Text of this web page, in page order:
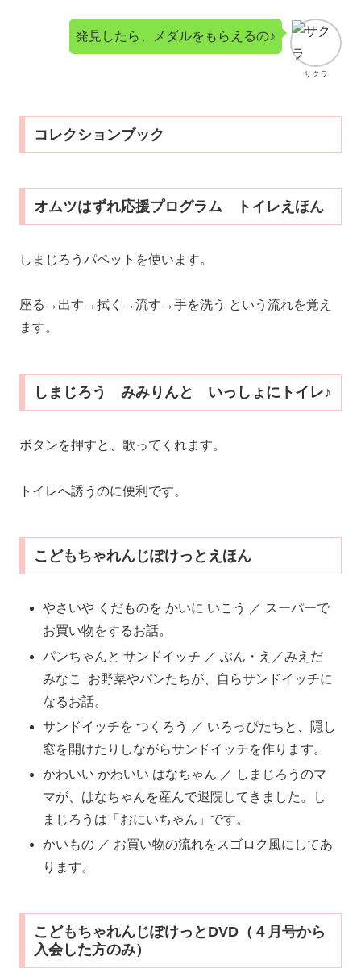
サクラ
発見したら、メダルをもらえるの♪
コレクションブック
オムツはずれ応援プログラム トイレえほん
しまじろうパペットを使います。
座る→出す→拭く→流す→手を洗う という流れを覚え
ます。
しまじろう みみりんと いっしょにトイレ♪
ボタンを押すと、歌ってくれます。
トイレへ誘うのに便利です。
こどもちゃれんじぽけっとえほん
やさいや くだものを かいに いこう ／ スーパーで
お買い物をするお話。
パンちゃんと サンドイッチ ／ ぶん・え／みえだ
みなこ お野菜やパンたちが、自らサンドイッチに
なるお話。
サンドイッチを つくろう ／ いろっぴたちと、隠し
窓を開けたりしながらサンドイッチを作ります。
かわいい かわいい はなちゃん ／ しまじろうのマ
マが、はなちゃんを産んで退院してきました。し
まじろうは「おにいちゃん」です。
かいもの ／ お買い物の流れをスゴロク風にしてあ
ります。
こどもちゃれんじぽけっとDVD（４月号から
入会した方のみ）